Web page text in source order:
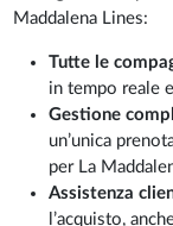
Maddalena Lines:
Tutte le
in tempo reale
Gestione
un’unica
per La
Assistenza
l’acquisto,